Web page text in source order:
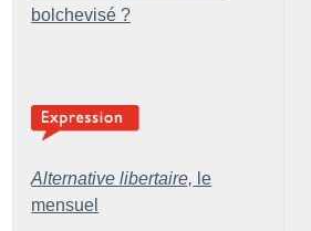
bolchevisé ?
Alternative libertaire, le
mensuel